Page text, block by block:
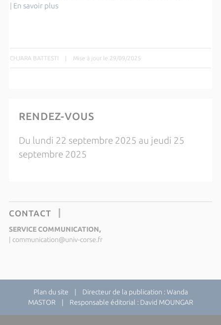
En savoir plus
CHJARA BATTESTI | Mise à jour le 29/09/2025
RENDEZ-VOUS
Du lundi 22 septembre 2025 au jeudi 25
septembre 2025
CONTACT
SERVICE COMMUNICATION,
communication@univ-corse.fr
Plan du site | Directeur de la publication : Wanda
MASTOR | Responsable éditorial : David MOUNGAR